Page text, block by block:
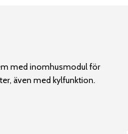
med inomhusmodul för
även med kylfunktion.